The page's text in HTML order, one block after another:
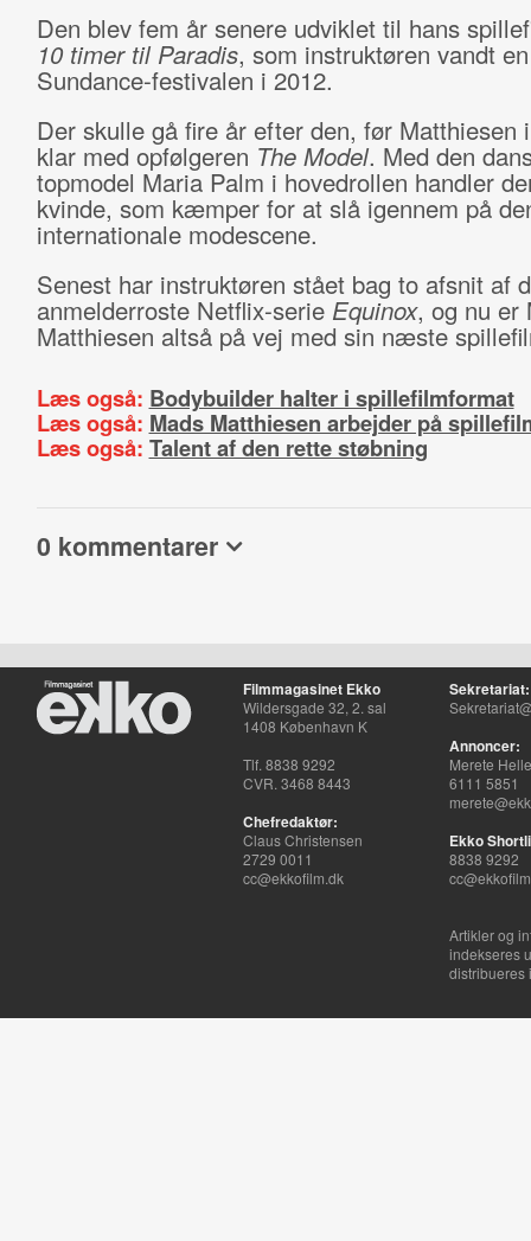
Den blev fem år senere udviklet til hans
10 timer til Paradis, som instruktøren vandt
Sundance-festivalen i 2012.
Der skulle gå fire år efter den, før Matthiesen
klar med opfølgeren The Model. Med den
topmodel Maria Palm i hovedrollen handler
kvinde, som kæmper for at slå igennem på
internationale modescene.
Senest har instruktøren stået bag to afsnit af
anmelderroste Netflix-serie Equinox, og nu er
Matthiesen altså på vej med sin næste
Læs også: Bodybuilder halter i spillefilmformat
Læs også: Mads Matthiesen arbejder på
Læs også: Talent af den rette støbning
0 kommentarer
Filmmagasinet Ekko
Wildersgade 32, 2. sal
1408 København K
Tlf. 8838 9292
CVR. 3468 8443
Chefredaktør:
Claus Christensen
2729 0011
cc@ekkofilm.dk
Sekretariat:
Annoncer:
Merete
6111 5851
Ekko
8838 9292
Artikler og
indekseres
distribueres